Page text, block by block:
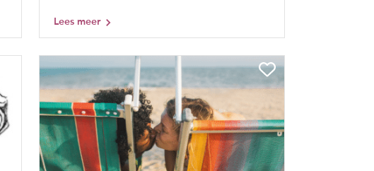
Lees meer